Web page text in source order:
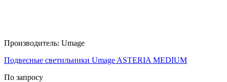
Производитель: Umage
Подвесные светильники Umage ASTERIA MEDIUM
По запросу